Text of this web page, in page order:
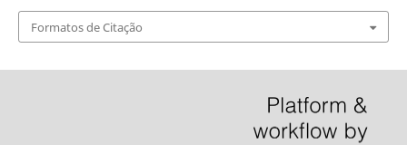
Formatos de Citação